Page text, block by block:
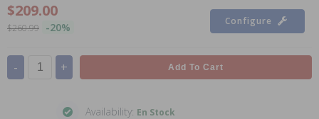
$209.00
$260.99 -20% Configure
- + Add To Cart
Availability: En Stock